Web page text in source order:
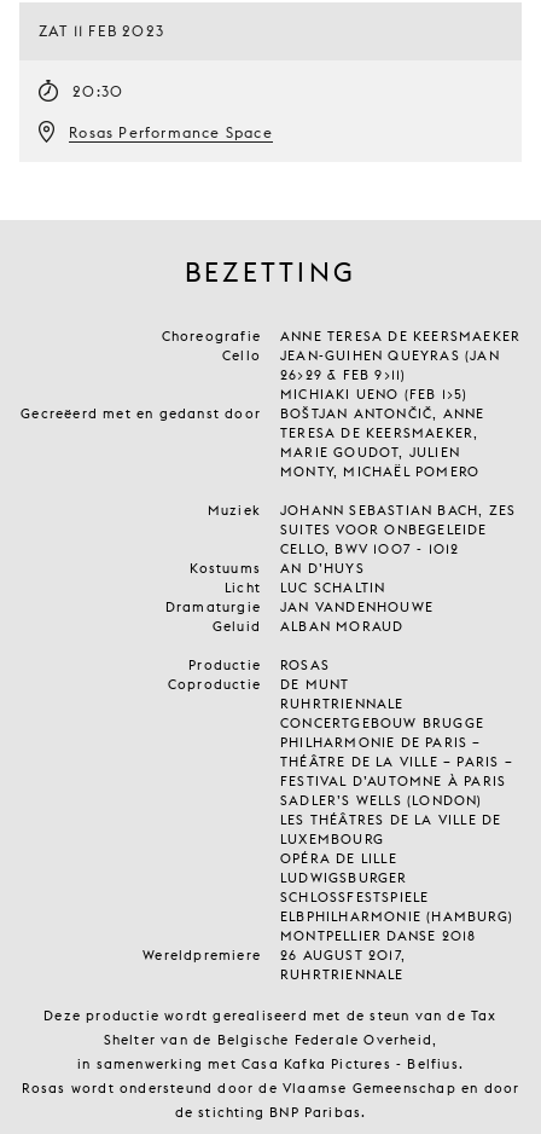
ZAT 11 FEB 2023
20:30
Rosas Performance Space
BEZETTING
Choreografie
ANNE TERESA DE KEERSMAEKER
Cello
JEAN-GUIHEN QUEYRAS (JAN
26>29 & FEB 9>11)
MICHIAKI UENO (FEB 1>5)
Gecreëerd met en gedanst door
BOŠTJAN ANTONČIČ, ANNE
TERESA DE KEERSMAEKER,
MARIE GOUDOT, JULIEN
MONTY, MICHAËL POMERO
Muziek
JOHANN SEBASTIAN BACH, ZES
SUITES VOOR ONBEGELEIDE
CELLO, BWV 1007 - 1012
Kostuums
AN D’HUYS
Licht
LUC SCHALTIN
Dramaturgie
JAN VANDENHOUWE
Geluid
ALBAN MORAUD
Productie
ROSAS
Coproductie
DE MUNT
RUHRTRIENNALE
CONCERTGEBOUW BRUGGE
PHILHARMONIE DE PARIS –
THÉÂTRE DE LA VILLE – PARIS –
FESTIVAL D’AUTOMNE À PARIS
SADLER’S WELLS (LONDON)
LES THÉÂTRES DE LA VILLE DE
LUXEMBOURG
OPÉRA DE LILLE
LUDWIGSBURGER
SCHLOSSFESTSPIELE
ELBPHILHARMONIE (HAMBURG)
MONTPELLIER DANSE 2018
Wereldpremiere
26 AUGUST 2017,
RUHRTRIENNALE
Deze productie wordt gerealiseerd met de steun van de Tax
Shelter van de Belgische Federale Overheid,
in samenwerking met Casa Kafka Pictures - Belfius.
Rosas wordt ondersteund door de Vlaamse Gemeenschap en door
de stichting BNP Paribas.